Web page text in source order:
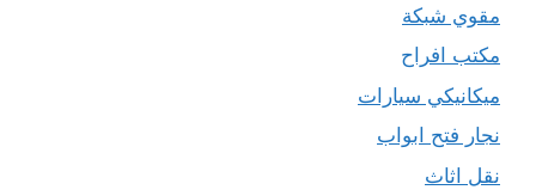
مقوي شبكة
مكتب افراح
ميكانيكي سيارات
نجار فتح ابواب
نقل اثاث